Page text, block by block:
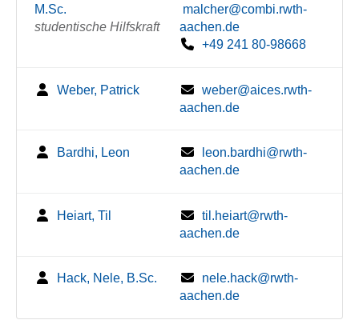
M.Sc.
studentische Hilfskraft
malcher@combi.rwth-
aachen.de
+49 241 80-98668
Weber, Patrick
weber@aices.rwth-
aachen.de
Bardhi, Leon
leon.bardhi@rwth-
aachen.de
Heiart, Til
til.heiart@rwth-
aachen.de
Hack, Nele, B.Sc.
nele.hack@rwth-
aachen.de